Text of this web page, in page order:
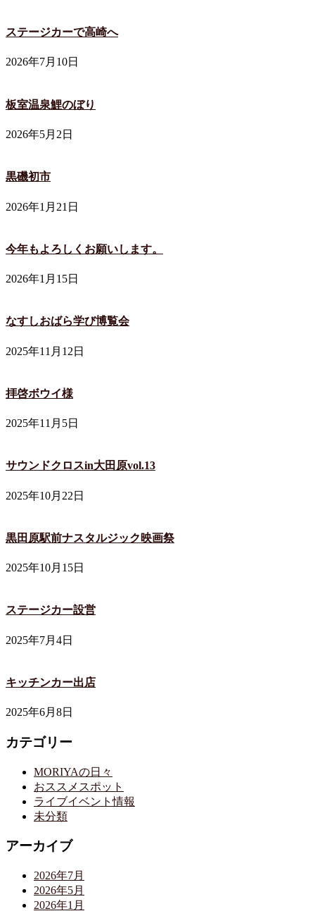
ステージカーで高崎へ
2026年7月10日
板室温泉鯉のぼり
2026年5月2日
黒磯初市
2026年1月21日
今年もよろしくお願いします。
2026年1月15日
なすしおばら学び博覧会
2025年11月12日
拝啓ボウイ様
2025年11月5日
サウンドクロスin大田原vol.13
2025年10月22日
黒田原駅前ナスタルジック映画祭
2025年10月15日
ステージカー設営
2025年7月4日
キッチンカー出店
2025年6月8日
カテゴリー
MORIYAの日々
おススメスポット
ライブイベント情報
未分類
アーカイブ
2026年7月
2026年5月
2026年1月